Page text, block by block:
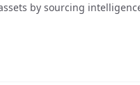
by sourcing